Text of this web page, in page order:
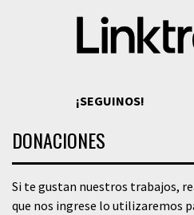
¡SEGUINOS!
DONACIONES
Si te gustan nuestros trabajos,
que nos ingrese lo utilizaremos